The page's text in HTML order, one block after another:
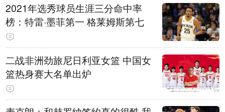
2021年选秀球员生涯三分命中率
榜：特雷·墨菲第一 格莱姆斯第七
二战非洲劲旅尼日利亚女篮 中国女
篮热身赛大名单出炉